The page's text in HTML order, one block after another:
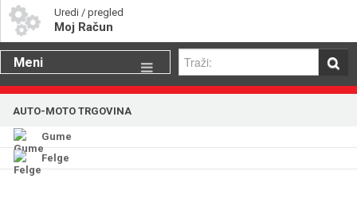
Uredi / pregled
Moj Račun
Meni
Gume
Katalog rezervnih dijelova
AUTO-MOTO TRGOVINA
Gume
Felge